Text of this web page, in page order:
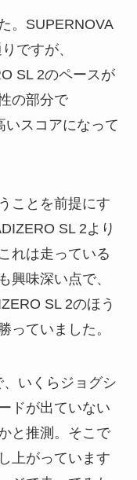
。SUPERNOVA
ですが、
SL 2のペースが
の部分で
いスコアになって
ことを前提にす
SL 2より
れは走っている
興味深い点で、
SL 2のほう
っていました。
いくらジョグシ
ドが出ていない
と推測。そこで
上がっています